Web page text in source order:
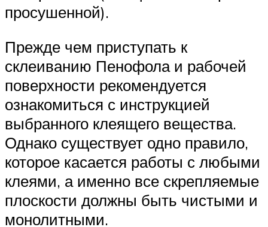
просушенной).
Прежде чем приступать к
склеиванию Пенофола и рабочей
поверхности рекомендуется
ознакомиться с инструкцией
выбранного клеящего вещества.
Однако существует одно правило,
которое касается работы с любыми
клеями, а именно все скрепляемые
плоскости должны быть чистыми и
монолитными.